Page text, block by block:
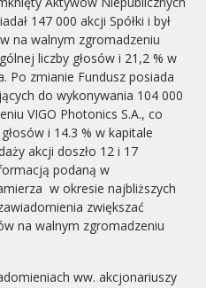
147 000 akcji Spółki i był
na walnym zgromadzeniu
liczby głosów i 21,2 % w
Po zmianie Fundusz posiada
do wykonywania 104 000
VIGO Photonics S.A., co
i 14.3 % w kapitale
akcji doszło 12 i 17
podaną w
w okresie najbliższych
zwiększać
na walnym zgromadzeniu
ww. akcjonariuszy